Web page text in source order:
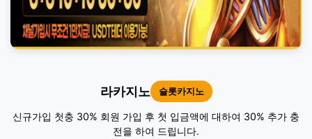
라카지노 슬롯카지노
신규가입 첫충 30% 회원 가입 후 첫 입금액에 대하여 30% 추가 충
전을 하여 드립니다.